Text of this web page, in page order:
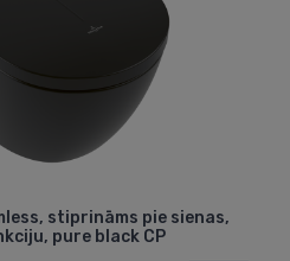
stiprināms pie sienas,
pure black CP